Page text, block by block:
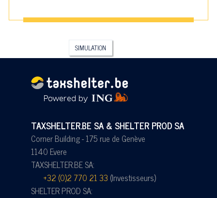
SIMULATION
TAXSHELTER.BE SA & SHELTER PROD SA
Corner Building - 175 rue de Genève
1140 Evere
TAXSHELTER.BE SA:
+32 (0)2 770 21 33 (Investisseurs)
SHELTER PROD SA: